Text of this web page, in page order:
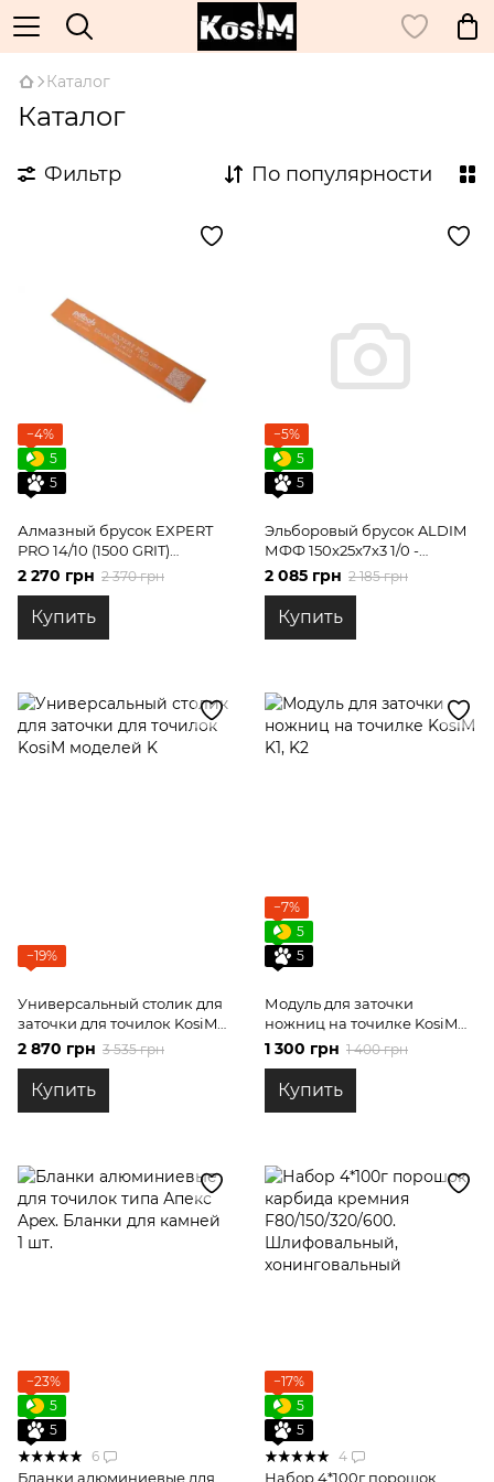
Каталог
Каталог
Фильтр По популярности
−4%
5
5
Алмазный брусок EXPERT
PRO 14/10 (1500 GRIT)
160*25*7 на бланках PDT
2 270 грн 2 370 грн
Купить
−5%
5
5
Эльборовый брусок ALDIM
МФФ 150x25x7х3 1/0 -
полировка
2 085 грн 2 185 грн
Купить
−19%
Универсальный столик для
заточки для точилок KosiM
моделей K
2 870 грн 3 535 грн
Купить
−7%
5
5
Модуль для заточки
ножниц на точилке KosiM
K1, K2
1 300 грн 1 400 грн
Купить
−23%
5
5
6
Бланки алюминиевые для
−17%
5
5
4
Набор 4*100г порошок